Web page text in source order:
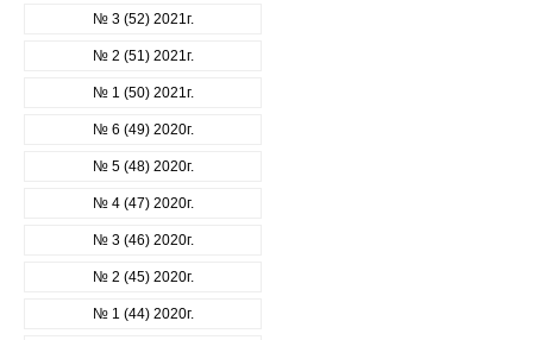
№ 3 (52) 2021г.
№ 2 (51) 2021г.
№ 1 (50) 2021г.
№ 6 (49) 2020г.
№ 5 (48) 2020г.
№ 4 (47) 2020г.
№ 3 (46) 2020г.
№ 2 (45) 2020г.
№ 1 (44) 2020г.